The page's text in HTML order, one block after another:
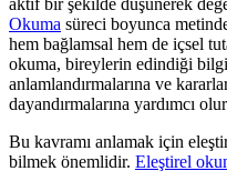
aktif bir şekilde düşünerek
Okuma süreci boyunca
hem bağlamsal hem de içsel
okuma, bireylerin edindiği
anlamlandırmalarına ve
dayandırmalarına yardımcı
Bu kavramı anlamak için
bilmek önemlidir. Eleştirel